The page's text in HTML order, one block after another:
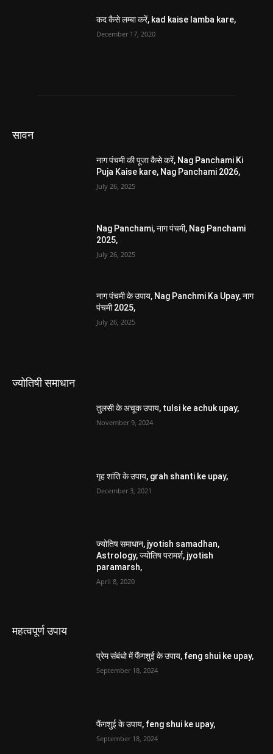
कद कैसे लम्बा करें, kad kaise lamba kare,
December 17, 2020
सावन
नाग पंचमी की पूजा कैसे करें, Nag Panchami Ki
Puja Kaise kare, Nag Panchami 2026,
July 26, 2025
Nag Panchami, नाग पंचमी, Nag Panchami
2025,
July 26, 2025
नाग पंचमी के उपाय, Nag Panchmi Ka Upay, नाग
पंचमी 2025,
July 26, 2025
ज्योतिषी समाधान
तुलसी के अचूक उपाय, tulsi ke achuk upay,
November 9, 2024
गृह शांति के उपाय, grah shanti ke upay,
December 3, 2021
ज्योतिष समाधान, jyotish samadhan,
Astrology, ज्योतिष परामर्श, jyotish
paramarsh,
April 8, 2020
महत्वपूर्ण उपाय
प्रेम संबंधो में फैंगशुई के उपाय, feng shui ke upay,
September 18, 2024
फैंगशुई के उपाय, feng shui ke upay,
September 18, 2024